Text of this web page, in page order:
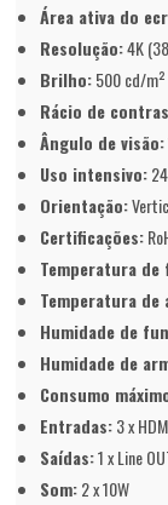
Área ativa do
Resolução:4K
Brilho:500 cd/m²
Rácio de
Ângulo de visão:
Uso intensivo:
Orientação:
Certificações:
Temperatura
Temperatura de
Humidade de
Humidade de
Consumo
Entradas:3 x
Saídas:1 x Line
Som:2 x 10W